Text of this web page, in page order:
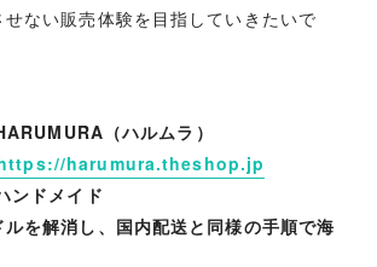
ない販売体験を目指していきたいで
（ハルムラ）
harumura.theshop.jp
ドメイド
を解消し、国内配送と同様の手順で海